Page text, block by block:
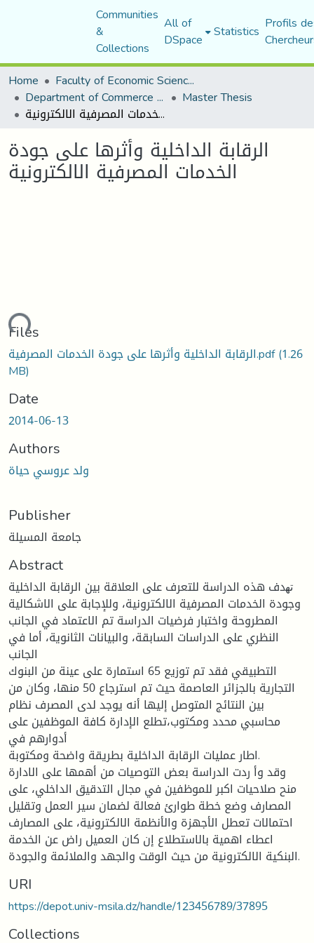
Communities
&
Collections
All of
DSpace Statistics Profils
Home
Faculty of Economic Sciences, Commerce and Management Sciences
Department of Commerce Science Master Thesis
الرقابة الداخلیة وأثرھا على جودة الخدمات المصرفیة الالكترونیة
الرقابة الداخلیة وأثرھا على جودة
الخدمات المصرفیة الالكترونیة
Files
الرقابة الداخلیة وأثرھا على جودة الخدمات المصرفیة.pdf(1.26
MB)
Date
2014-06-13
Authors
ولد عروسي حیاة
Publisher
جامعة المسيلة
Abstract
ﺗﻬدف هذه الدراسة للتعرف على العلاقة بين الرقابة الداخلية
وجودة الخدمات المصرفية الالكترونية، وللإجابة على الاشكالية
المطروحة واختبار فرضيات الدراسة تم الاعتماد في الجانب
النظري على الدراسات السابقة، والبيانات الثانوية، أما في
الجانب
التطبيقي فقد تم توزيع 65 استمارة على عينة من البنوك
التجارية بالجزائر العاصمة حيث تم استرجاع 50 منها، وكان من
بين النتائج المتوصل إليها أنه يوجد لدى المصرف نظام
محاسبي محدد ومكتوب،تطلع الإدارة كافة الموظفين على
أدوارهم في
اطار عمليات الرقابة الداخلية بطريقة واضحة ومكتوبة.
وقد وأ ردت الدراسة بعض التوصيات من أهمها على الادارة
منح صلاحيات اكبر للموظفين في مجال التدقيق الداخلي، على
المصارف وضع خطة طوارئ فعالة لضمان سير العمل وتقليل
احتمالات تعطل الأجهزة والأنظمة الالكترونية، على المصارف
اعطاء اهمية بالاستطلاع إن كان العميل راض عن الخدمة
البنكية الالكترونية من حيث الوقت والجهد والملائمة والجودة.
URI
https://depot.univ-msila.dz/handle/123456789/37895
Collections